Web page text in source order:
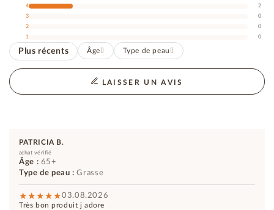
4
2
3
0
2
0
1
0
Plus récents Âge Type de peau
LAISSER UN AVIS
PATRICIA B.
achat vérifié
Âge : 65+
Type de peau : Grasse
03.08.2026
Très bon produit j adore